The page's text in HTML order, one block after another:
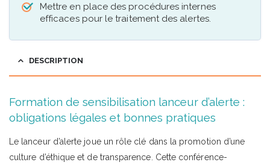
Mettre en place des procédures internes
efficaces pour le traitement des alertes.
DESCRIPTION
Formation de sensibilisation lanceur d’alerte :
obligations légales et bonnes pratiques
Le lanceur d’alerte joue un rôle clé dans la promotion d’une
culture d’éthique et de transparence. Cette conférence-